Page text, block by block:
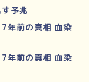
予兆
年前の真相 血染
年前の真相 血染